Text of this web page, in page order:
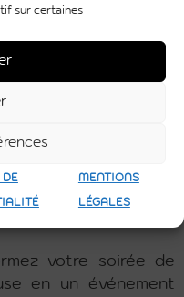
sur certaines
DE MENTIONS
LÉGALES
de toute contrainte
de Noël réussie,
votre soirée de
en un événement